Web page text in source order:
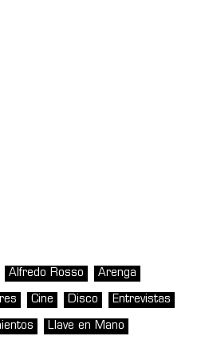
Alfredo Rosso Arenga
Cine Disco Entrevistas
Llave en Mano